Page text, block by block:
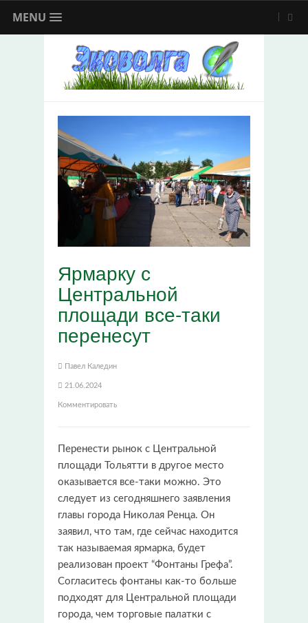
MENU
Ярмарку с
Центральной
площади все-таки
перенесут
Павел Каледин
21.06.2024
Комментировать
Перенести рынок с Центральной
площади Тольятти в другое место
оказывается все-таки можно. Это
следует из сегодняшнего заявления
главы города Николая Ренца. Он
заявил, что там, где сейчас находится
так называемая ярмарка, будет
реализован проект “Фонтаны Грефа”.
Согласитесь фонтаны как-то больше
подходят для Центральной площади
города, чем торговые палатки с